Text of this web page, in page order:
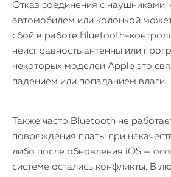
Отказ соединения с наушниками,
автомобилем или колонкой
сбой в работе Bluetooth-
неисправность антенны или
некоторых моделей Apple это
падением или попаданием влаги.
Также часто Bluetooth не
повреждения платы при
либо после обновления iOS —
системе остались конфликты. В